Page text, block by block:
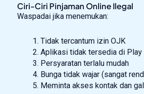
Ciri-Ciri Pinjaman Online Ilegal
Waspadai jika menemukan:
Tidak tercantum izin OJK
Aplikasi tidak tersedia di
Persyaratan terlalu mudah
Bunga tidak wajar (sangat
Meminta akses kontak dan